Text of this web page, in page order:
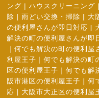
ング | ハウスクリーニング |
除 | 雨どい交換・掃除 | 大
の便利屋さんが即日対応 |
解決の町の便利屋さんが即
｜何でも解決の町の便利屋
利屋王子｜何でも解決の町
区の便利屋王子｜何でも解
阪市港区の便利屋王子｜何
応 | 大阪市大正区の便利屋